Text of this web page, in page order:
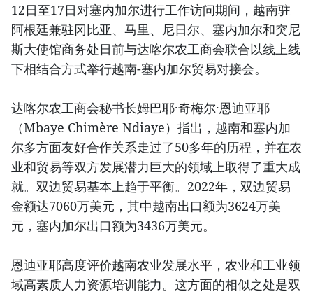
12日至17日对塞内加尔进行工作访问期间，越南驻
阿根廷兼驻冈比亚、马里、尼日尔、塞内加尔和突尼
斯大使馆商务处日前与达喀尔农工商会联合以线上线
下相结合方式举行越南-塞内加尔贸易对接会。
达喀尔农工商会秘书长姆巴耶·奇梅尔·恩迪亚耶
（Mbaye Chimère Ndiaye）指出，越南和塞内加
尔多方面友好合作关系走过了50多年的历程，并在农
业和贸易等双方发展潜力巨大的领域上取得了重大成
就。双边贸易基本上趋于平衡。2022年，双边贸易
金额达7060万美元，其中越南出口额为3624万美
元，塞内加尔出口额为3436万美元。
恩迪亚耶高度评价越南农业发展水平，农业和工业领
域高素质人力资源培训能力。这方面的相似之处是双